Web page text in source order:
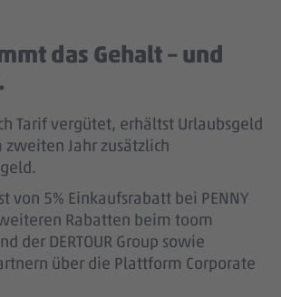
das Gehalt – und
Tarif vergütet, erhältst Urlaubsgeld
zweiten Jahr zusätzlich
von 5% Einkaufsrabatt bei PENNY
weiteren Rabatten beim toom
der DERTOUR Group sowie
über die Plattform Corporate